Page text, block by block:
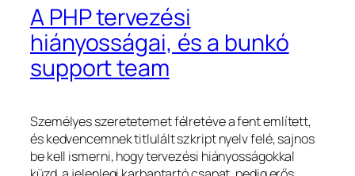
A PHP tervezési
hiányosságai, és a bunkó
support team
Személyes szeretetemet félretéve a fent említett,
és kedvencemnek titlulált szkript nyelv felé, sajnos
be kell ismerni, hogy tervezési hiányosságokkal